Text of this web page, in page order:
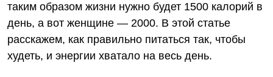
таким образом жизни нужно будет 1500 калорий в
день, а вот женщине — 2000. В этой статье
расскажем, как правильно питаться так, чтобы
худеть, и энергии хватало на весь день.